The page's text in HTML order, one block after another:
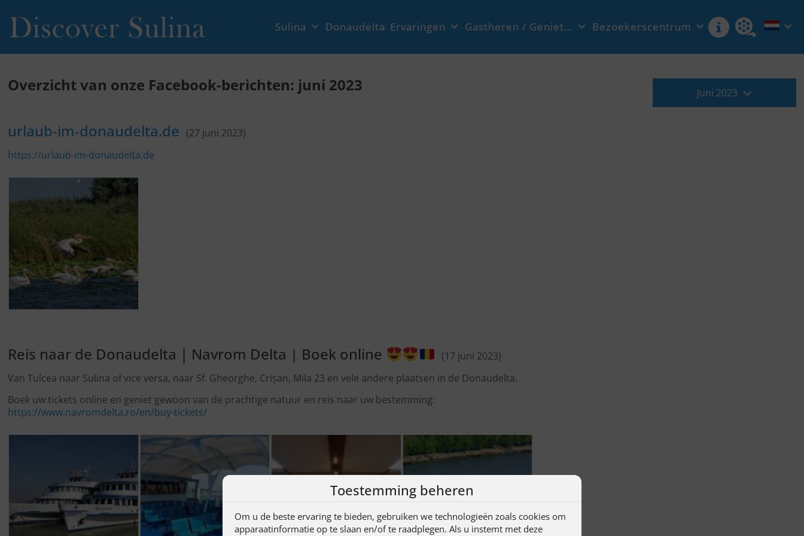
Toestemming beheren
Om u de beste ervaring te bieden, gebruiken we technologieën zoals cookies om
apparaatinformatie op te slaan en/of te raadplegen. Als u instemt met deze
Sulina Donaudelta Ervaringen Gastheren / Geniet... Bezoekerscentrum
Overzicht van onze Facebook-berichten: juni 2023 Juni 2023
urlaub-im-donaudelta.de (27 juni 2023)
https://urlaub-im-donaudelta.de
Reis naar de Donaudelta | Navrom Delta | Boek online
(17 juni 2023)
Van Tulcea naar Sulina of vice versa, naar Sf. Gheorghe, Crișan, Mila 23 en vele andere plaatsen in de Donaudelta.
Boek uw tickets online en geniet gewoon van de prachtige natuur en reis naar uw bestemming:
https://www.navromdelta.ro/en/buy-tickets/